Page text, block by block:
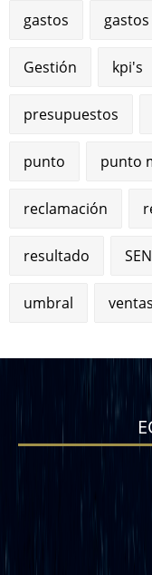
gastos
Gestión kpi's
presupuestos
punto punto
reclamación
resultado
umbral ventas